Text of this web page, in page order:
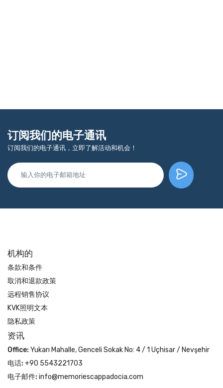
订阅我们的电子通讯
订阅我们的电子通讯，立即了解活动和机会！
机构的
条款和条件
取消和退款政策
远程销售协议
KVK照明文本
隐私政策
资讯
Office: Yukarı Mahalle, Genceli Sokak No: 4 / 1 Uçhisar / Nevşehir
电话: +90 5543221703
电子邮件: info@memoriescappadocia.com